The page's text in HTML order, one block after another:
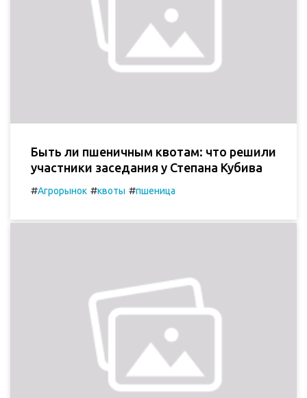
Быть ли пшеничным квотам: что решили
участники заседания у Степана Кубива
#Агрорынок #квоты #пшеница